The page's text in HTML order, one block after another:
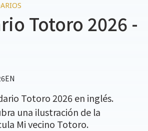
Totoro 2026 -
Totoro 2026 en inglés.
una ilustración de la
Mi vecino Totoro.